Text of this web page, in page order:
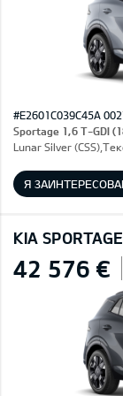
#E2601C039C45A
Sportage 1,6 T-GDI
Lunar Silver
Я
KIA
42 576 €